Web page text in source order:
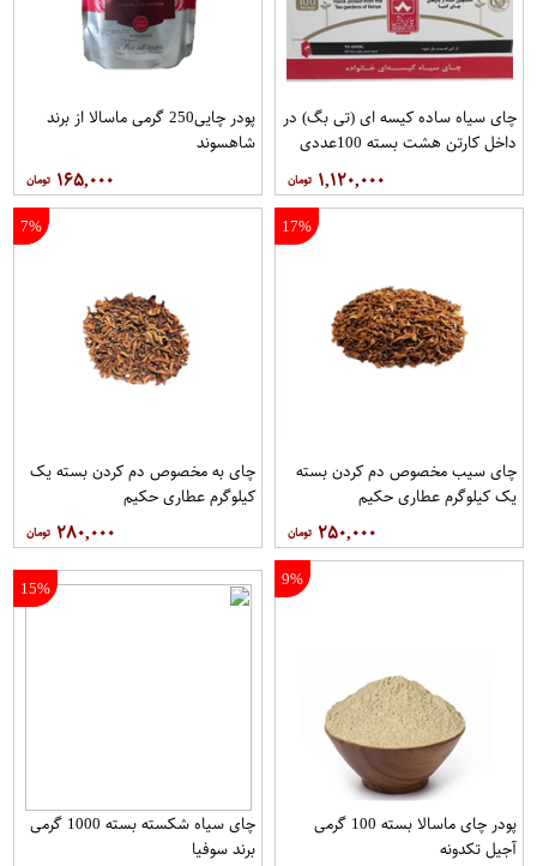
چای سیاه ساده کیسه ای (تی بگ) در
داخل کارتن هشت بسته 100عددی
۱,۱۲۰,۰۰۰
پودر چایی250 گرمی ماسالا از برند
شاهسوند
۱۶۵,۰۰۰
17%
چای سیب مخصوص دم کردن بسته
یک کیلوگرم عطاری حکیم
۲۵۰,۰۰۰
7%
چای به مخصوص دم کردن بسته یک
کیلوگرم عطاری حکیم
۲۸۰,۰۰۰
9%
پودر چای ماسالا بسته 100 گرمی
آجیل تکدونه
15%
چای سیاه شکسته بسته 1000 گرمی
برند سوفیا